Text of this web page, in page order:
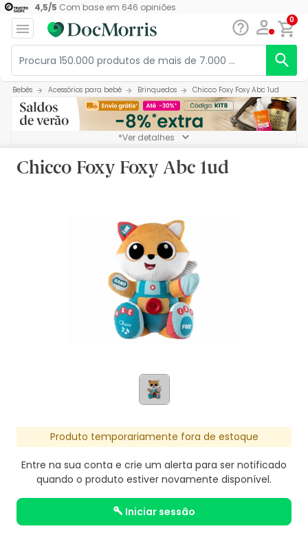
4,5/5 Com base em 646 opiniões
0
Bebés Acessórios para bebé Brinquedos Chicco Foxy Foxy Abc 1ud
*Ver detalhes
Chicco Foxy Foxy Abc 1ud
Produto temporariamente fora de estoque
Entre na sua conta e crie um alerta para ser notificado
quando o produto estiver novamente disponível.
iniciar sessão